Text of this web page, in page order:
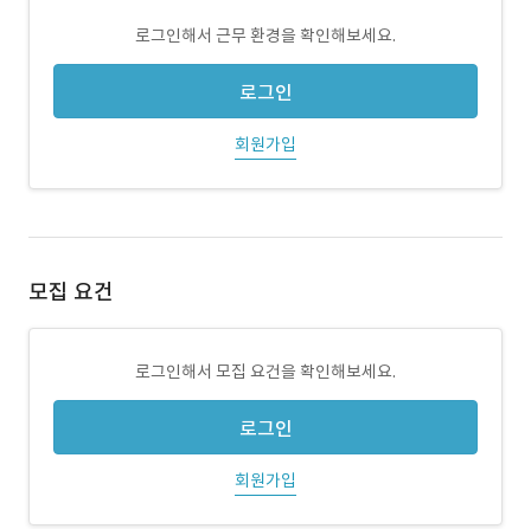
로그인해서 근무 환경을 확인해보세요.
로그인
회원가입
모집 요건
로그인해서 모집 요건을 확인해보세요.
로그인
회원가입